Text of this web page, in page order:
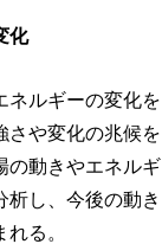
化
ネルギーの変化を
さや変化の兆候を
の動きやエネルギ
析し、今後の動き
る。